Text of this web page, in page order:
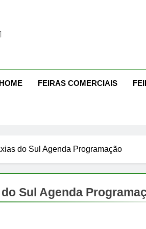
HOME
FEIRAS COMERCIAIS
do Sul Agenda Programação
Sul Agenda